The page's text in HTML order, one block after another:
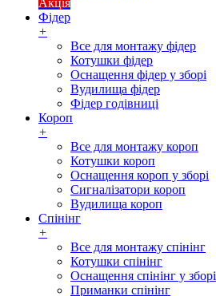
Акція
Фідер
+
Все для монтажу фідер
Котушки фідер
Оснащення фідер у зборі
Вудилища фідер
Фідер годівниці
Короп
+
Все для монтажу короп
Котушки короп
Оснащення короп у зборі
Сигналізатори короп
Вудилища короп
Спінінг
+
Все для монтажу спінінг
Котушки спінінг
Оснащення спінінг у зборі
Приманки спінінг